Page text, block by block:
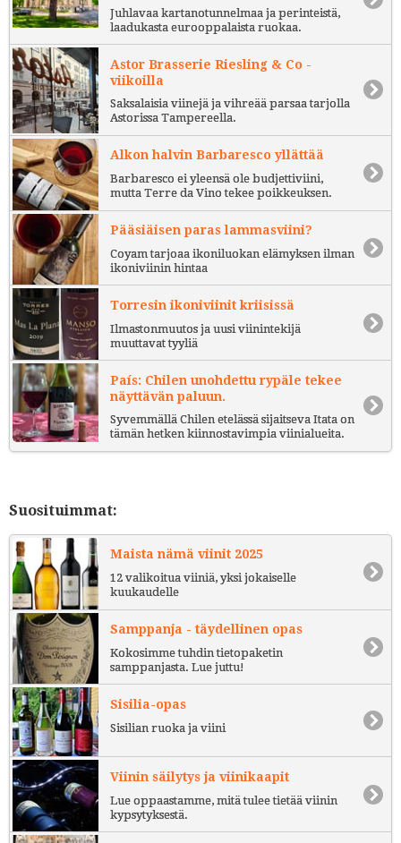
Juhlavaa kartanotunnelmaa ja perinteistä,
laadukasta eurooppalaista ruokaa.
Astor Brasserie Riesling & Co -
viikoilla
Saksalaisia viinejä ja vihreää parsaa tarjolla
Astorissa Tampereella.
Alkon halvin Barbaresco yllättää
Barbaresco ei yleensä ole budjettiviini,
mutta Terre da Vino tekee poikkeuksen.
Pääsiäisen paras lammasviini?
Coyam tarjoaa ikoniluokan elämyksen ilman
ikoniviinin hintaa
Torresin ikoniviinit kriisissä
Ilmastonmuutos ja uusi viinintekijä
muuttavat tyyliä
País: Chilen unohdettu rypäle tekee
näyttävän paluun.
Syvemmällä Chilen etelässä sijaitseva Itata on
tämän hetken kiinnostavimpia viinialueita.
Suosituimmat:
Maista nämä viinit 2025
12 valikoitua viiniä, yksi jokaiselle
kuukaudelle
Samppanja - täydellinen opas
Kokosimme tuhdin tietopaketin
samppanjasta. Lue juttu!
Sisilia-opas
Sisilian ruoka ja viini
Viinin säilytys ja viinikaapit
Lue oppaastamme, mitä tulee tietää viinin
kypsytyksestä.